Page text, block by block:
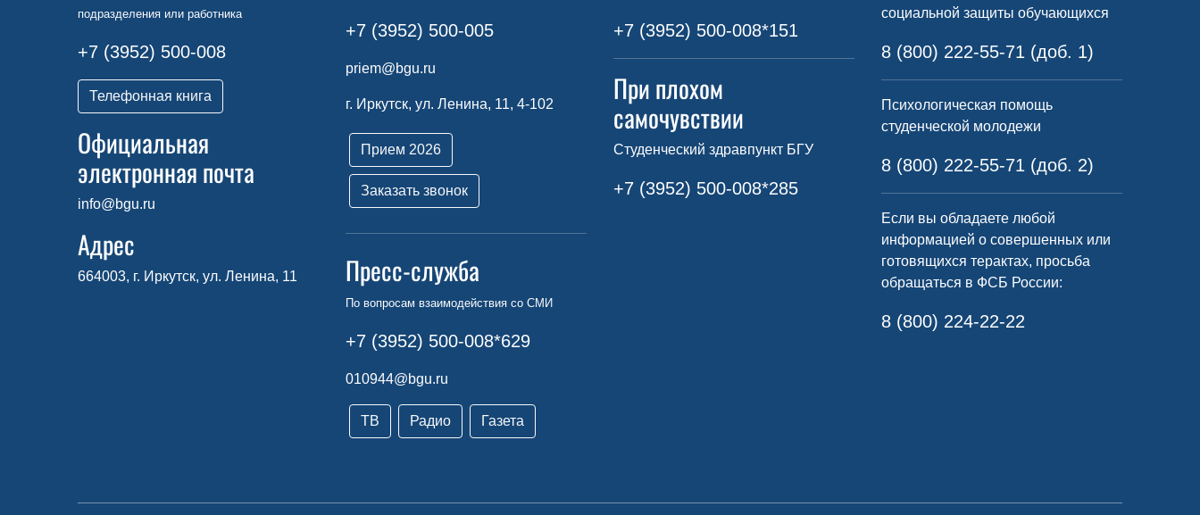
подразделения или работника
+7 (3952) 500-008
Телефонная книга
Официальная
электронная почта
info@bgu.ru
Адрес
664003, г. Иркутск, ул. Ленина, 11
+7 (3952) 500-005
priem@bgu.ru
г. Иркутск, ул. Ленина, 11, 4-102
Прием 2026
Заказать звонок
Пресс-служба
По вопросам взаимодействия со СМИ
+7 (3952) 500-008*629
010944@bgu.ru
ТВ Радио Газета
+7 (3952) 500-008*151
При плохом
самочувствии
Студенческий здравпункт БГУ
+7 (3952) 500-008*285
социальной защиты обучающихся
8 (800) 222-55-71 (доб. 1)
Психологическая помощь
студенческой молодежи
8 (800) 222-55-71 (доб. 2)
Если вы обладаете любой
информацией о совершенных или
готовящихся терактах, просьба
обращаться в ФСБ России:
8 (800) 224-22-22